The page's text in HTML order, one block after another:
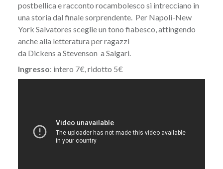
postbellica e racconto rocambolesco si intrecciano in
una storia dal finale sorprendente. Per Napoli-New
York Salvatores sceglie un tono fiabesco, attingendo
anche alla letteratura per ragazzi
da Dickens a Stevenson a Salgari.
Ingresso: intero 7€, ridotto 5€